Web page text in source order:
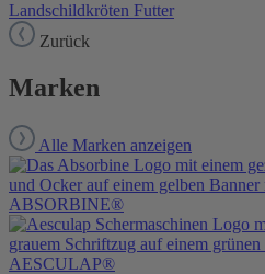
Landschildkröten Futter
Zurück
Marken
Alle Marken anzeigen
ABSORBINE®
AESCULAP®